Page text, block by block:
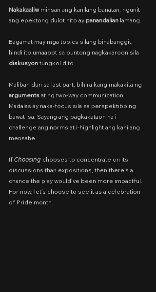
Nakakaaliw minsan ang kanilang banatan, ngunit
ang epektong dulot nito ay panandalian lamang.
Bagamat may mga topics silang binabanggit,
hindi ito umaabot sa puntong nagkakaroon sila
diskusyon tungkol dito.
Maliban dun sa last part, bihira kang makakita ng
arguments at ng two-way communication.
Madalas ay naka-focus sila sa perspektibo ng
bawat isa. Sayang ang pagkakataon na i-
challenge ang norms at i-highlight ang kanilang
mensahe.
If 𝘊𝘩𝘰𝘰𝘴𝘪𝘯𝘨 chooses to concentrate on its
discussions than expositions, then there’s a
chance the play would’ve been more impactful.
For now, let’s choose to see it as a celebration
of Pride month.